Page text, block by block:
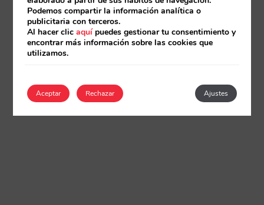
Podemos compartir la información analítica o
publicitaria con terceros.
Al hacer clicaquípuedes gestionar tu consentimiento y
encontrar más información sobre las cookies que
utilizamos.
Aceptar Ajustes
Rechazar